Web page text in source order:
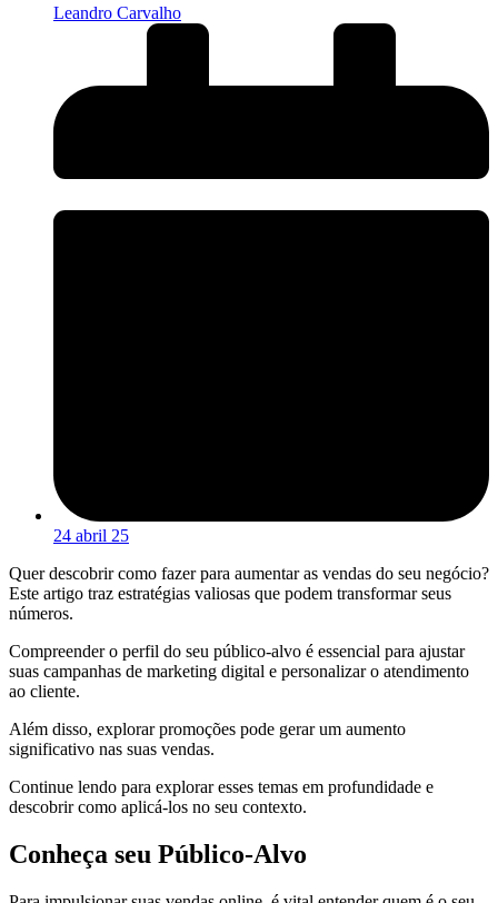
Leandro Carvalho
24 abril 25
Quer descobrir como fazer para aumentar as vendas do seu negócio?
Este artigo traz estratégias valiosas que podem transformar seus
números.
Compreender o perfil do seu público-alvo é essencial para ajustar
suas campanhas de marketing digital e personalizar o atendimento
ao cliente.
Além disso, explorar promoções pode gerar um aumento
significativo nas suas vendas.
Continue lendo para explorar esses temas em profundidade e
descobrir como aplicá-los no seu contexto.
Conheça seu Público-Alvo